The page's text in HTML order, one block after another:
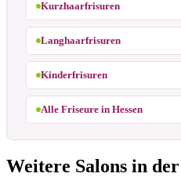
Kurzhaarfrisuren
Langhaarfrisuren
Kinderfrisuren
Alle Friseure in Hessen
Weitere Salons in